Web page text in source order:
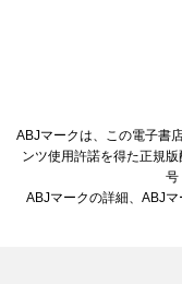
ABJマークは、この電子書
ンツ使用許諾を得た正規
号
ABJマークの詳細、ABJ